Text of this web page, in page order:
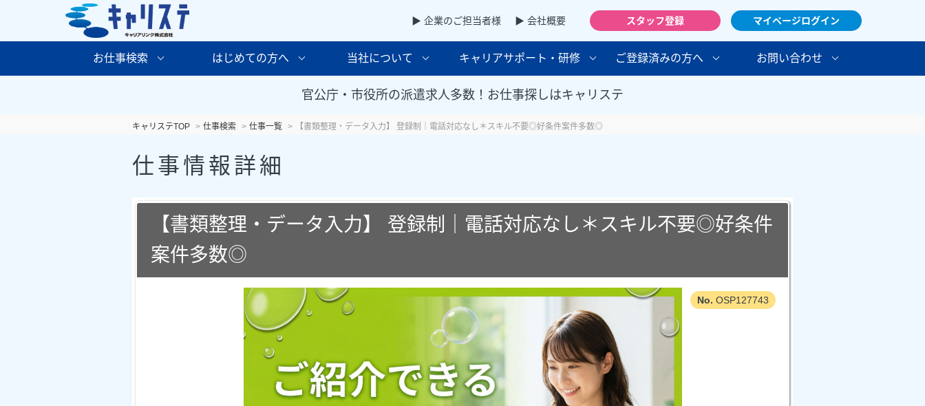
▶ 企業のご担当者様 ▶ 会社概要 スタッフ登録 マイページログイン
お仕事検索 はじめての方へ 当社について キャリアサポート・研修 ご登録済みの方へ お問い合わせ
官公庁・市役所の派遣求人多数！お仕事探しはキャリステ
キャリステTOP 仕事検索 仕事一覧 【書類整理・データ入力】 登録制｜電話対応なし＊スキル不要◎好条件案件多数◎
仕事情報詳細
【書類整理・データ入力】 登録制｜電話対応なし＊スキル不要◎好条件
案件多数◎
OSP127743